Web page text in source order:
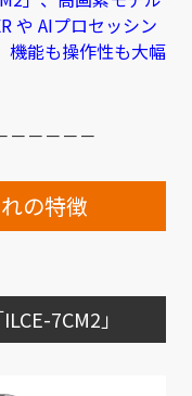
や AIプロセッシン
機能も操作性も大幅
－－－－－
の特徴
7CM2」